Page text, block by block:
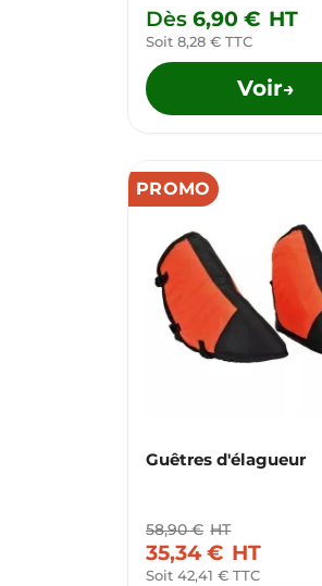
Dès 6,90 € HT
Soit 8,28 € TTC
Voir→
PROMO
Guêtres d'élagueur
58,90 € HT
35,34 € HT
Soit 42,41 € TTC